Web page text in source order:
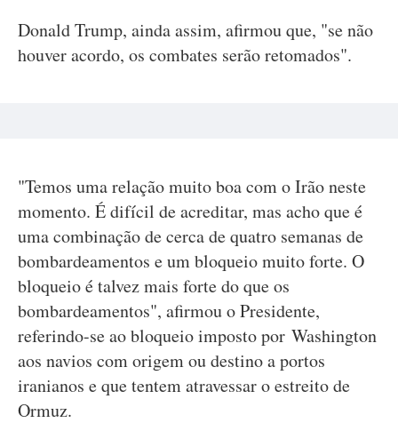
Donald Trump, ainda assim, afirmou que, "se não
houver acordo, os combates serão retomados".
"Temos uma relação muito boa com o Irão neste
momento. É difícil de acreditar, mas acho que é
uma combinação de cerca de quatro semanas de
bombardeamentos e um bloqueio muito forte. O
bloqueio é talvez mais forte do que os
bombardeamentos", afirmou o Presidente,
referindo-se ao bloqueio imposto por Washington
aos navios com origem ou destino a portos
iranianos e que tentem atravessar o estreito de
Ormuz.